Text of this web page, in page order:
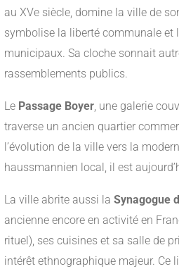
au XVe siècle, domine la ville de
symbolise la liberté communale et
municipaux. Sa cloche sonnait
rassemblements publics.
Le Passage Boyer, une galerie
traverse un ancien quartier
l’évolution de la ville vers la
haussmannien local, il est
La ville abrite aussi la Synagogue
ancienne encore en activité en
rituel), ses cuisines et sa salle de
intérêt ethnographique majeur. Ce